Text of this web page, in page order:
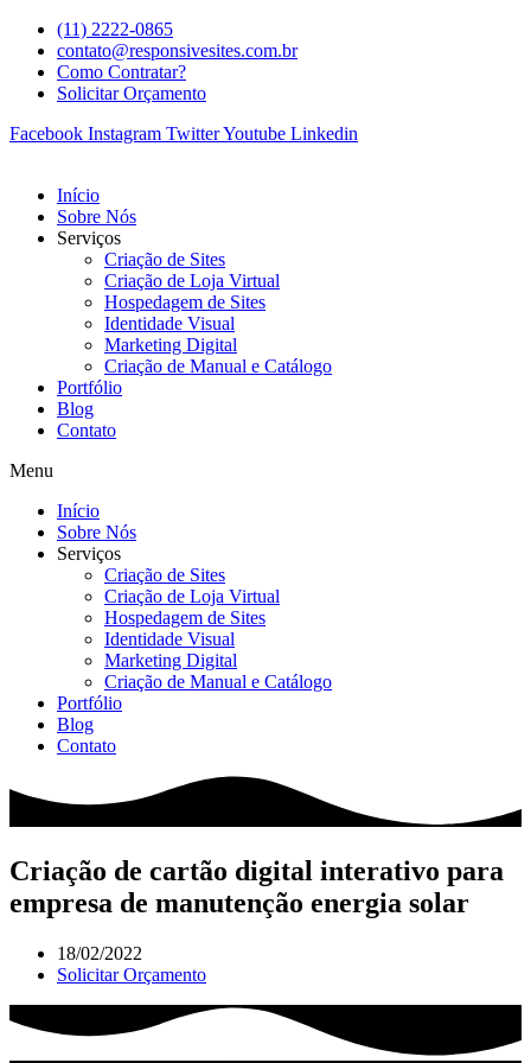
(11) 2222-0865
contato@responsivesites.com.br
Como Contratar?
Solicitar Orçamento
Facebook Instagram TwitterYoutube Linkedin
Início
Sobre Nós
Serviços
Criação de Sites
Criação de Loja Virtual
Hospedagem de Sites
Identidade Visual
Marketing Digital
Criação de Manual e Catálogo
Portfólio
Blog
Contato
Menu
Início
Sobre Nós
Serviços
Criação de Sites
Criação de Loja Virtual
Hospedagem de Sites
Identidade Visual
Marketing Digital
Criação de Manual e Catálogo
Portfólio
Blog
Contato
Criação de cartão digital interativo para
empresa de manutenção energia solar
18/02/2022
Solicitar Orçamento